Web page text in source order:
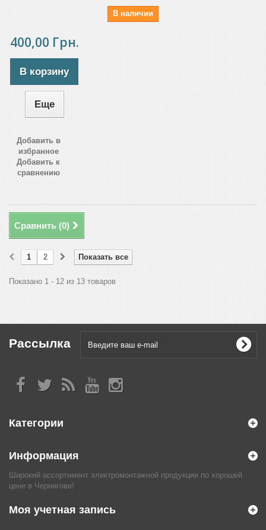
В наличии
400,00 Грн.
В корзину
Еще
Добавить в
избранное
Добавить к
сравнению
Сравнить (0)
Показать все
1 2
Показано 1 - 12 из 13 товаров
Рассылка
Категории
Информация
Широкий ассортимент электромонтажной продукции по хорошей
цене в Чернигове!
Моя учетная запись